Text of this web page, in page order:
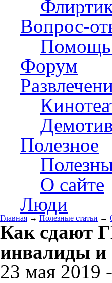
Вопрос-
Помощь
Форум
Полезное
О сайте
Люди
Главная → Полезные статьи →
Как сдают
инвалиды
23 мая 2019 -